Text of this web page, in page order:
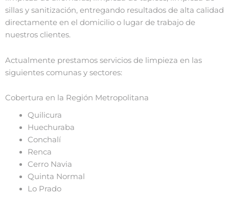
sillas y sanitización, entregando resultados de alta calidad
directamente en el domicilio o lugar de trabajo de
nuestros clientes.
Actualmente prestamos servicios de limpieza en las
siguientes comunas y sectores:
Cobertura en la Región Metropolitana
Quilicura
Huechuraba
Conchalí
Renca
Cerro Navia
Quinta Normal
Lo Prado